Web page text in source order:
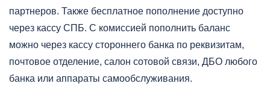
партнеров. Также бесплатное пополнение доступно
через кассу СПБ. С комиссией пополнить баланс
можно через кассу стороннего банка по реквизитам,
почтовое отделение, салон сотовой связи, ДБО любого
банка или аппараты самообслуживания.